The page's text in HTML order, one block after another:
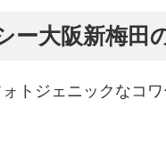
ー大阪新梅田
トジェニックなコ